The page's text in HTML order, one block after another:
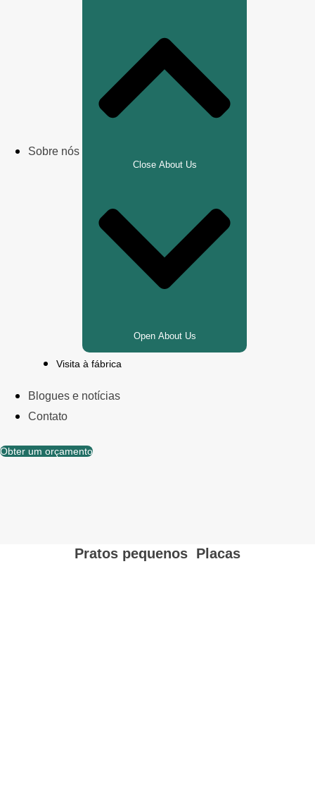
Sobre nós
Close About Us
Open About Us
Visita à fábrica
Blogues e notícias
Contato
Obter um orçamento
Pratos pequenos Placas